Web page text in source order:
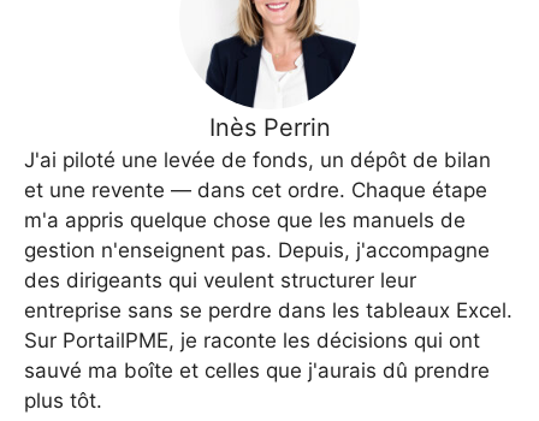
Inès Perrin
J'ai piloté une levée de fonds, un dépôt de bilan
et une revente — dans cet ordre. Chaque étape
m'a appris quelque chose que les manuels de
gestion n'enseignent pas. Depuis, j'accompagne
des dirigeants qui veulent structurer leur
entreprise sans se perdre dans les tableaux Excel.
Sur PortailPME, je raconte les décisions qui ont
sauvé ma boîte et celles que j'aurais dû prendre
plus tôt.